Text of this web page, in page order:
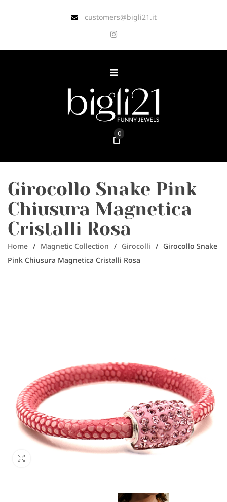
customers@bigli21.it
0
Girocollo Snake Pink
Chiusura Magnetica
Cristalli Rosa
Home / Magnetic Collection / Girocolli / Girocollo Snake
Pink Chiusura Magnetica Cristalli Rosa